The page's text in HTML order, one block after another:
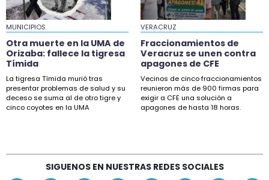
MUNICIPIOS
Otra muerte en la UMA de
Orizaba: fallece la tigresa
Tímida
La tigresa Tímida murió tras
presentar problemas de salud y su
deceso se suma al de otro tigre y
cinco coyotes en la UMA
VERACRUZ
Fraccionamientos de
Veracruz se unen contra
apagones de CFE
Vecinos de cinco fraccionamientos
reunieron más de 900 firmas para
exigir a CFE una solución a
apagones de hasta 18 horas.
SIGUENOS EN NUESTRAS REDES SOCIALES